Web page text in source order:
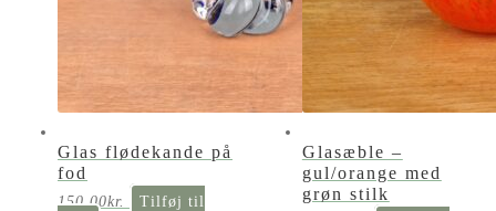
Glas flødekande på
fod
150,00kr.
Tilføj til
Glasæble –
gul/orange med
grøn stilk